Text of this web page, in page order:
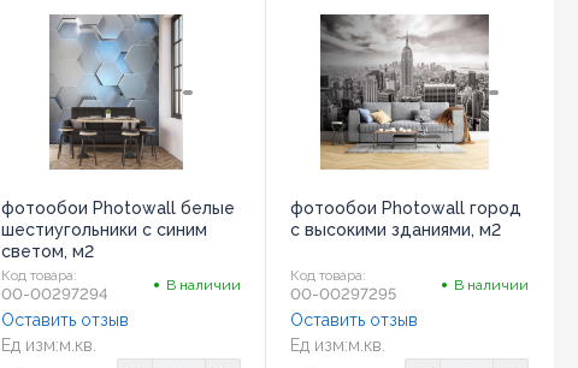
фотообои Photowall белые
шестиугольники с синим
светом, м2
Код товара:
00-00297294 В наличии
Ед изм:м.кв.
Оставить отзыв
фотообои Photowall город
с высокими зданиями, м2
Код товара:
00-00297295 В наличии
Ед изм:м.кв.
Оставить отзыв